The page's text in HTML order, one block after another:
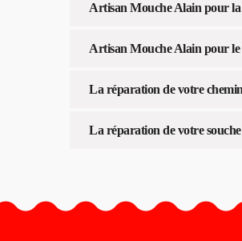
Artisan Mouche Alain pour la
Artisan Mouche Alain pour le
La réparation de votre
La réparation de votre